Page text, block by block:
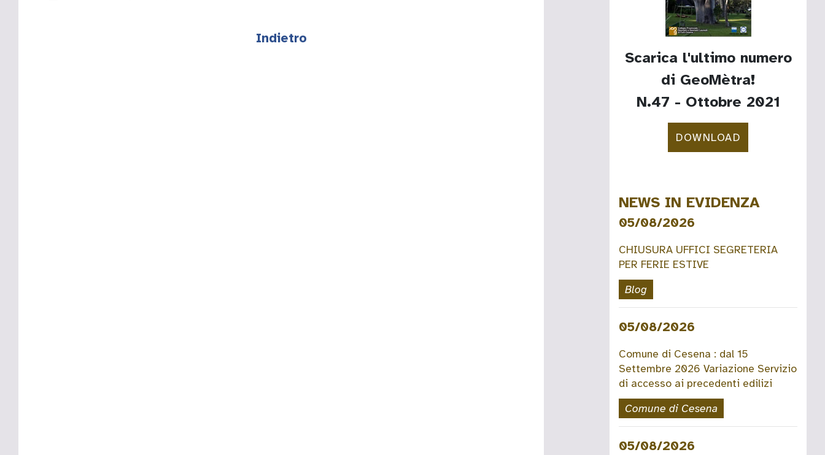
Indietro
Scarica l'ultimo numero
di GeoMètra!
N.47 - Ottobre 2021
DOWNLOAD
NEWS IN EVIDENZA
05/08/2026
CHIUSURA UFFICI SEGRETERIA
PER FERIE ESTIVE
Blog
05/08/2026
Comune di Cesena : dal 15
Settembre 2026 Variazione Servizio
di accesso ai precedenti edilizi
Comune di Cesena
05/08/2026